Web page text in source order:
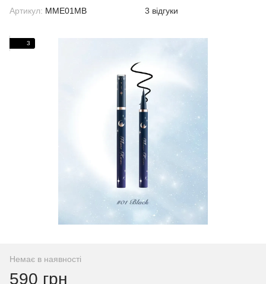
Артикул: MME01MB 3 відгуки
3
Немає в наявності
590 грн